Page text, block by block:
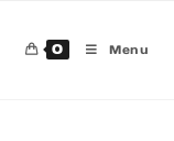
0 Menu